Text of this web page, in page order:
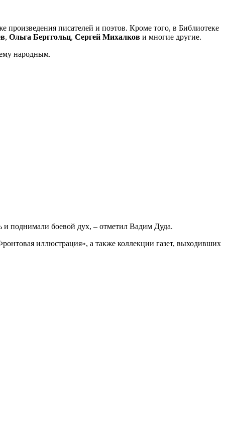
писателей и поэтов. Кроме того, в Библиотеке
, Ольга Берггольц, Сергей Михалков и многие другие.
народным.
поднимали боевой дух, – отметил Вадим Дуда.
иллюстрация», а также коллекции газет, выходивших